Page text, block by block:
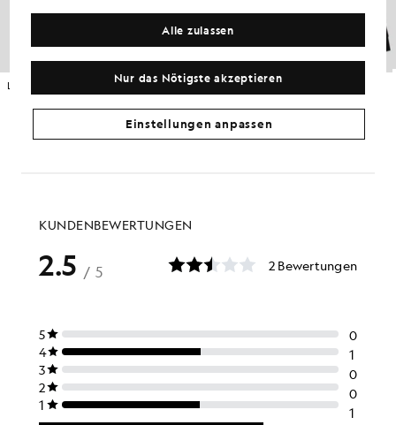
Loopback-Hoodie aus Baumwolle mit durchgehendem Reißverschluss
GRÖSSEN FÜR GROSSE UND
LANGSÄMIGE
Nur das Nötigste akzeptieren
Alle zulassen
Einstellungen anpassen